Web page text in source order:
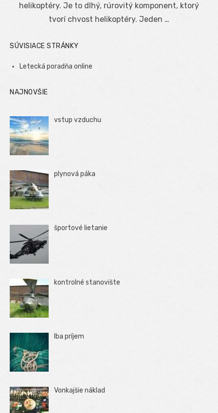
helikoptéry. Je to dlhý, rúrovitý komponent, ktorý
tvorí chvost helikoptéry. Jeden …
SÚVISIACE STRÁNKY
Letecká poradňa online
NAJNOVŠIE
vstup vzduchu
plynová páka
športové lietanie
kontrolné stanovište
Iba príjem
Vonkajšie náklad